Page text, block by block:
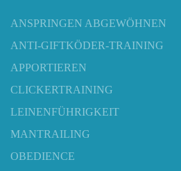
ANSPRINGEN ABGEWÖHNEN
ANTI-GIFTKÖDER-TRAINING
APPORTIEREN
CLICKERTRAINING
LEINENFÜHRIGKEIT
MANTRAILING
OBEDIENCE